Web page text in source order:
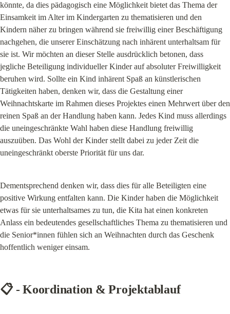
könnte, da dies pädagogisch eine Möglichkeit bietet das Thema der
Einsamkeit im Alter im Kindergarten zu thematisieren und den
Kindern näher zu bringen während sie freiwillig einer Beschäftigung
nachgehen, die unserer Einschätzung nach inhärent unterhaltsam für
sie ist. Wir möchten an dieser Stelle ausdrücklich betonen, dass
jegliche Beteiligung individueller Kinder auf absoluter Freiwilligkeit
beruhen wird. Sollte ein Kind inhärent Spaß an künstlerischen
Tätigkeiten haben, denken wir, dass die Gestaltung einer
Weihnachtskarte im Rahmen dieses Projektes einen Mehrwert über den
reinen Spaß an der Handlung haben kann. Jedes Kind muss allerdings
die uneingeschränkte Wahl haben diese Handlung freiwillig
auszuüben. Das Wohl der Kinder stellt dabei zu jeder Zeit die
uneingeschränkt oberste Priorität für uns dar.
Dementsprechend denken wir, dass dies für alle Beteiligten eine
positive Wirkung entfalten kann. Die Kinder haben die Möglichkeit
etwas für sie unterhaltsames zu tun, die Kita hat einen konkreten
Anlass ein bedeutendes gesellschaftliches Thema zu thematisieren und
die Senior*innen fühlen sich an Weihnachten durch das Geschenk
hoffentlich weniger einsam.
📋 - Koordination & Projektablauf